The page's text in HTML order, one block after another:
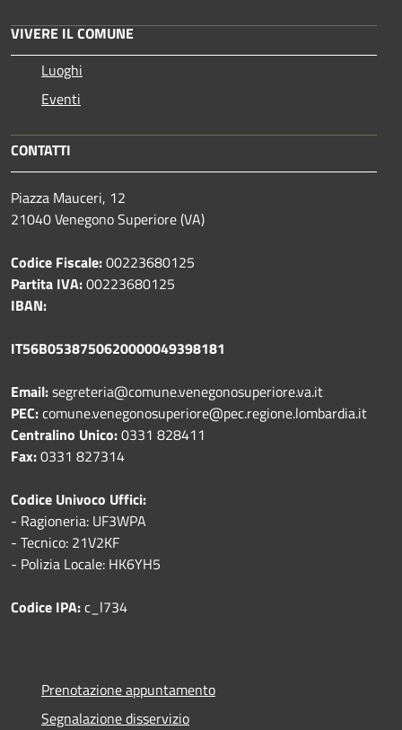
VIVERE IL COMUNE
Luoghi
Eventi
CONTATTI
Piazza Mauceri, 12
21040 Venegono Superiore (VA)
Codice Fiscale:00223680125
Partita IVA:00223680125
IBAN:
IT56B0538750620000049398181
Email:segreteria@comune.venegonosuperiore.va.it
PEC:comune.venegonosuperiore@pec.regione.lombardia.it
Centralino Unico:0331 828411
Fax:0331 827314
Codice Univoco Uffici:
- Ragioneria: UF3WPA
- Tecnico: 21V2KF
- Polizia Locale: HK6YH5
Codice IPA:c_l734
Prenotazione appuntamento
Segnalazione disservizio